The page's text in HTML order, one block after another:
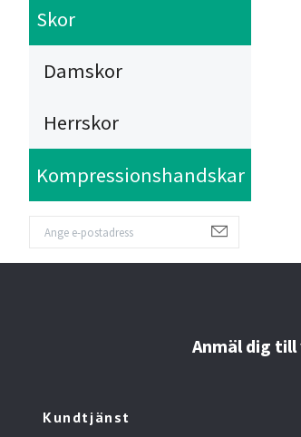
Skor
Damskor
Herrskor
Kompressionshandskar
Anmäl dig
Kundtjänst